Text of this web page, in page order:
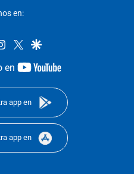
en:
instagram
twittergoogle
en
youtube-
app en
app en